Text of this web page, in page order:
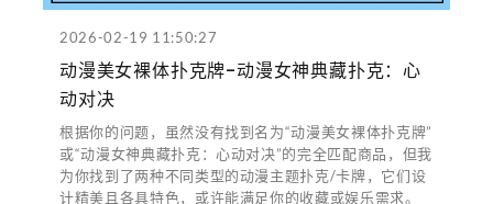
2026-02-19 11:50:27
动漫美女裸体扑克牌-动漫女神典藏扑克：心
动对决
根据你的问题，虽然没有找到名为“动漫美女裸体扑克牌”
或“动漫女神典藏扑克：心动对决”的完全匹配商品，但我
为你找到了两种不同类型的动漫主题扑克/卡牌，它们设
计精美且各具特色，或许能满足你的收藏或娱乐需求。